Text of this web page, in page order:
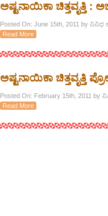
ಅಷ್ಟನಾಯಿಕಾ ಚಿತ್ತವೃತ್ತಿ :
Posted On: June 15th, 2011 by ವಿವಿಧ
Read More
ಅಷ್ಟನಾಯಿಕಾ ಚಿತ್ತವೃತ್ತಿ
Posted On: February 15th, 2011 by
Read More